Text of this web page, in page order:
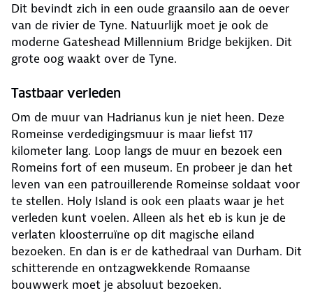
Dit bevindt zich in een oude graansilo aan de oever
van de rivier de Tyne. Natuurlijk moet je ook de
moderne Gateshead Millennium Bridge bekijken. Dit
grote oog waakt over de Tyne.
Tastbaar verleden
Om de muur van Hadrianus kun je niet heen. Deze
Romeinse verdedigingsmuur is maar liefst 117
kilometer lang. Loop langs de muur en bezoek een
Romeins fort of een museum. En probeer je dan het
leven van een patrouillerende Romeinse soldaat voor
te stellen. Holy Island is ook een plaats waar je het
verleden kunt voelen. Alleen als het eb is kun je de
verlaten kloosterruïne op dit magische eiland
bezoeken. En dan is er de kathedraal van Durham. Dit
schitterende en ontzagwekkende Romaanse
bouwwerk moet je absoluut bezoeken.